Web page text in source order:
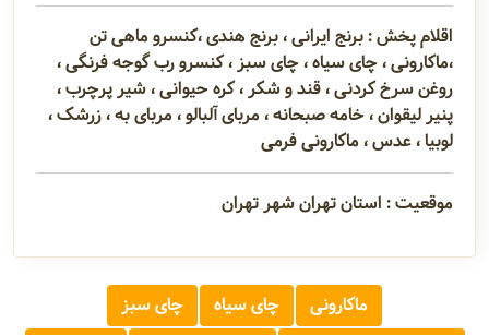
گالری
سابقه
شرکت
اقلام پخش : برنج ایرانی ، برنج هندی ،کنسرو ماهی تن
،ماکارونی ، چای سیاه ، چای سبز ، کنسرو رب گوجه فرنگی ،
روغن سرخ کردنی ، قند و شکر ، کره حیوانی ، شیر پرچرب ،
پنیر لیقوان ، خامه صبحانه ، مربای آلبالو ، مربای به ، زرشک ،
لوبیا ، عدس ، ماکارونی فرمی
موقعیت : استان تهران شهر تهران
ماکارونی چای سیاه چای سبز